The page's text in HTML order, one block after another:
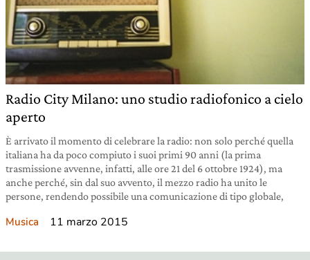
Radio City Milano: uno studio radiofonico a cielo
aperto
È arrivato il momento di celebrare la radio: non solo perché quella
italiana ha da poco compiuto i suoi primi 90 anni (la prima
trasmissione avvenne, infatti, alle ore 21 del 6 ottobre 1924), ma
anche perché, sin dal suo avvento, il mezzo radio ha unito le
persone, rendendo possibile una comunicazione di tipo globale,
Musica 11 marzo 2015